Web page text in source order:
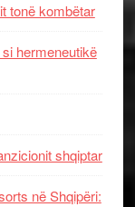
tonë kombëtar
hermeneutikë
shqiptar
në Shqipëri: